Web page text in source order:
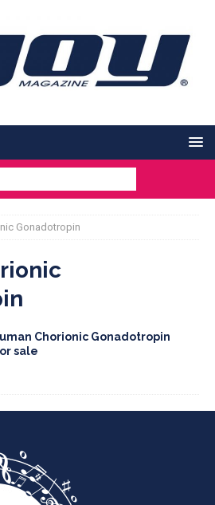
Gonadotropin
Chorionic Gonadotropin
sale